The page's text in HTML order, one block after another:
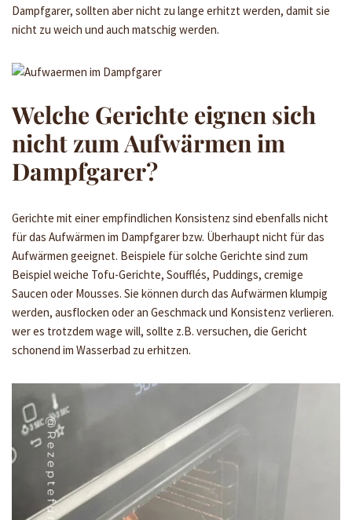
Dampfgarer, sollten aber nicht zu lange erhitzt werden, damit sie
nicht zu weich und auch matschig werden.
Welche Gerichte eignen sich
nicht zum Aufwärmen im
Dampfgarer?
Gerichte mit einer empfindlichen Konsistenz sind ebenfalls nicht
für das Aufwärmen im Dampfgarer bzw. Überhaupt nicht für das
Aufwärmen geeignet. Beispiele für solche Gerichte sind zum
Beispiel weiche Tofu-Gerichte, Soufflés, Puddings, cremige
Saucen oder Mousses. Sie können durch das Aufwärmen klumpig
werden, ausflocken oder an Geschmack und Konsistenz verlieren.
wer es trotzdem wage will, sollte z.B. versuchen, die Gericht
schonend im Wasserbad zu erhitzen.